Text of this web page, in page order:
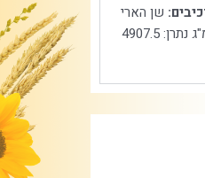
שן הארי
חלבון גולמי: 13.7% סיבים גולמיים: 12% שמנים ושומנים גולמיים: 3.1% אפר גולמי: 14.5% סידן: 14255 מ"ג זרחן: 2837.5 מ"ג נתרן: 4907.5